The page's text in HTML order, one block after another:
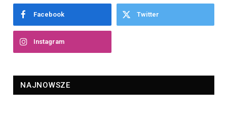
Facebook Twitter
Instagram
NAJNOWSZE